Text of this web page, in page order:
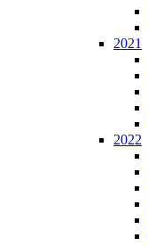
2021
2022